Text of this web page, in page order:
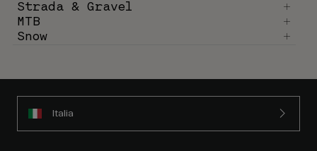
Strada & Gravel
MTB
Snow
Italia